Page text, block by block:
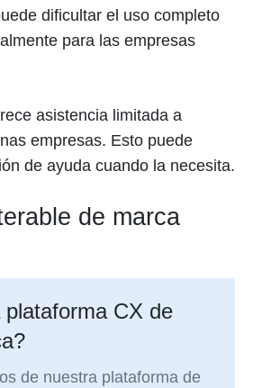
dificultar el uso completo
para las empresas
asistencia limitada a
empresas. Esto puede
de ayuda cuando la necesita.
de marca
CX de
de nuestra plataforma de